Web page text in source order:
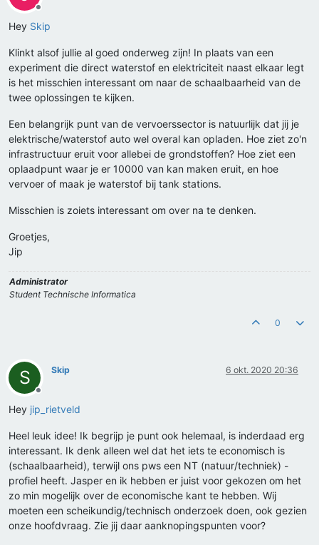
Offline
Hey Skip
Klinkt alsof jullie al goed onderweg zijn! In plaats van een
experiment die direct waterstof en elektriciteit naast elkaar legt
is het misschien interessant om naar de schaalbaarheid van de
twee oplossingen te kijken.
Een belangrijk punt van de vervoerssector is natuurlijk dat jij je
elektrische/waterstof auto wel overal kan opladen. Hoe ziet zo'n
infrastructuur eruit voor allebei de grondstoffen? Hoe ziet een
oplaadpunt waar je er 10000 van kan maken eruit, en hoe
vervoer of maak je waterstof bij tank stations.
Misschien is zoiets interessant om over na te denken.
Groetjes,
Jip
Administrator
Student Technische Informatica
0
S
Offline
Skip 6 okt. 2020 20:36
Hey jip_rietveld
Heel leuk idee! Ik begrijp je punt ook helemaal, is inderdaad erg
interessant. Ik denk alleen wel dat het iets te economisch is
(schaalbaarheid), terwijl ons pws een NT (natuur/techniek) -
profiel heeft. Jasper en ik hebben er juist voor gekozen om het
zo min mogelijk over de economische kant te hebben. Wij
moeten een scheikundig/technisch onderzoek doen, ook gezien
onze hoofdvraag. Zie jij daar aanknopingspunten voor?